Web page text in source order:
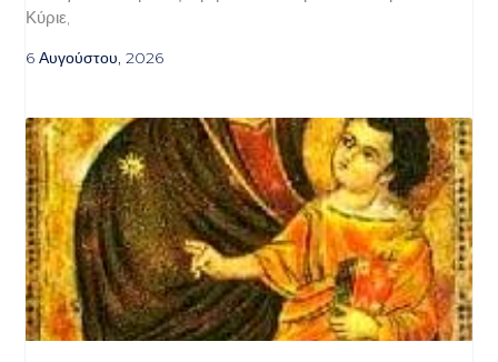
Κύριε,
6 Αυγούστου, 2026